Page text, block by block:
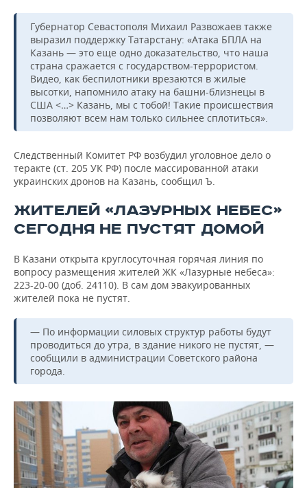
Губернатор Севастополя Михаил Развожаев также
выразил поддержку Татарстану: «Атака БПЛА на
Казань — это еще одно доказательство, что наша
страна сражается с государством-террористом.
Видео, как беспилотники врезаются в жилые
высотки, напомнило атаку на башни-близнецы в
США <…> Казань, мы с тобой! Такие происшествия
позволяют всем нам только сильнее сплотиться».
Следственный Комитет РФ возбудил уголовное дело о
теракте (ст. 205 УК РФ) после массированной атаки
украинских дронов на Казань, сообщил Ъ.
ЖИТЕЛЕЙ «ЛАЗУРНЫХ НЕБЕС»
СЕГОДНЯ НЕ ПУСТЯТ ДОМОЙ
В Казани открыта круглосуточная горячая линия по
вопросу размещения жителей ЖК «Лазурные небеса»:
223-20-00 (доб. 24110). В сам дом эвакуированных
жителей пока не пустят.
— По информации силовых структур работы будут
проводиться до утра, в здание никого не пустят, —
сообщили в администрации Советского района
города.